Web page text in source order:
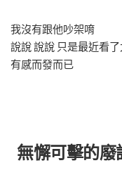
我沒有跟他吵架唷
說說 說說 只是最近看
有感而發而已
無懈可擊的